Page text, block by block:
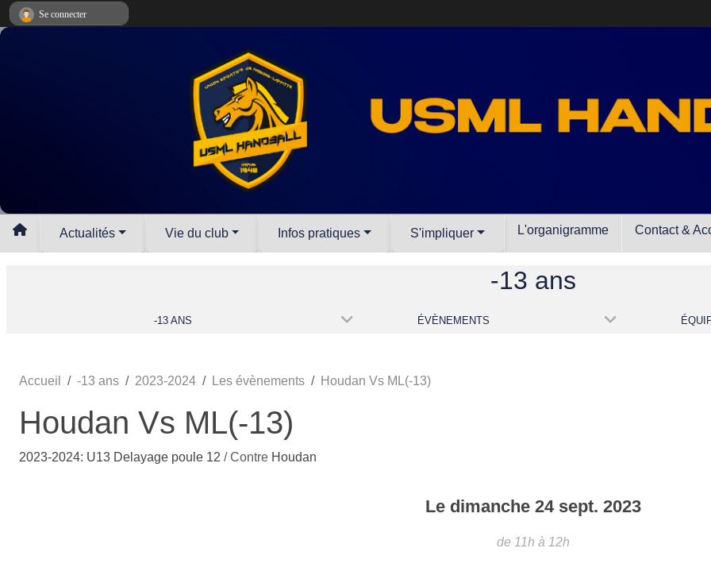
Actualités Vie du club Infos pratiques S'impliquer L'organigramme Contact &
-13 ans
-13 ANS ÉVÈNEMENTS
Accueil -13 ans 2023-2024 Les évènements Houdan Vs ML(-13)
Houdan Vs ML(-13)
2023-2024: U13 Delayage poule 12 / Contre Houdan
Le dimanche 24 sept. 2023
de 11h à 12h
Se connecter
Panneau de gestion des cookies